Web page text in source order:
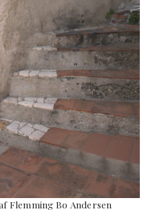
Flemming Bo Andersen